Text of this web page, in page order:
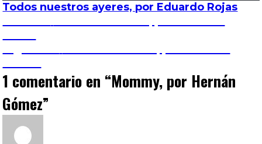
Todos nuestros ayeres, por Eduardo Rojas
Navegación
de
entradas
1 comentario en “Mommy, por Hernán
Gómez”